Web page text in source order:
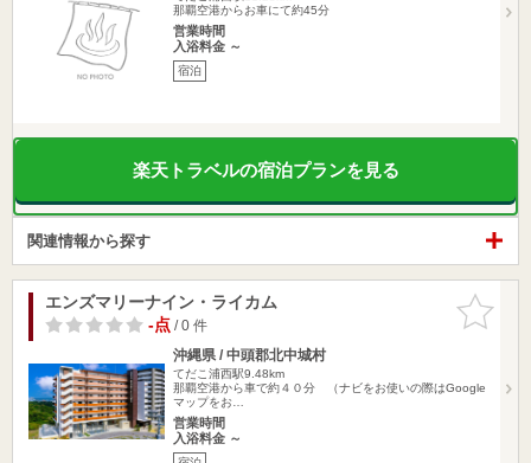
那覇空港からお車にて約45分
営業時間
入浴料金 ～
宿泊
楽天トラベルの宿泊プランを見る
関連情報から探す
お気に入
りに追加
エンズマリーナイン・ライカム
-点/ 0 件
沖縄県 / 中頭郡北中城村
てだこ浦西駅9.48km
那覇空港から車で約４０分 （ナビをお使いの際はGoogle
マップをお…
営業時間
入浴料金 ～